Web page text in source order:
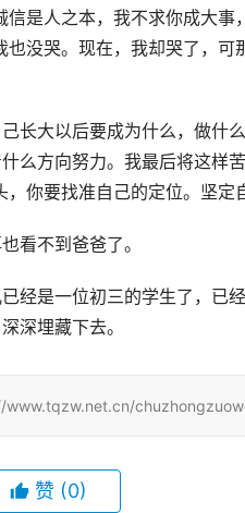
是人之本，我不求你成大
没哭。现在，我却哭了，可
大以后要成为什么，做什么
么方向努力。我最后将这样
你要找准自己的定位。坚定
不到爸爸了。
是一位初三的学生了，已
深埋藏下去。
www.tqzw.net.cn/
赞 (0)